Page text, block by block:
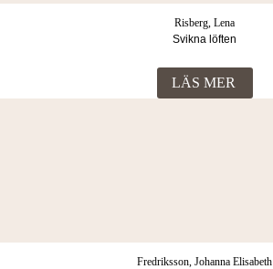
Risberg, Lena
Svikna löften
LÄS MER
Fredriksson, Johanna Elisabeth